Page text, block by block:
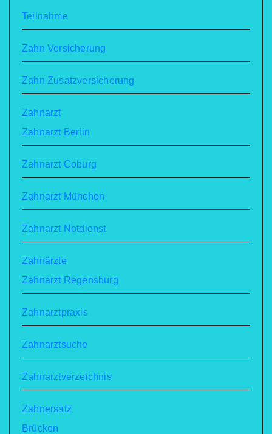
Teilnahme
Zahn Versicherung
Zahn Zusatzversicherung
Zahnarzt
Zahnarzt Berlin
Zahnarzt Coburg
Zahnarzt München
Zahnarzt Notdienst
Zahnärzte
Zahnarzt Regensburg
Zahnarztpraxis
Zahnarztsuche
Zahnarztverzeichnis
Zahnersatz
Brücken